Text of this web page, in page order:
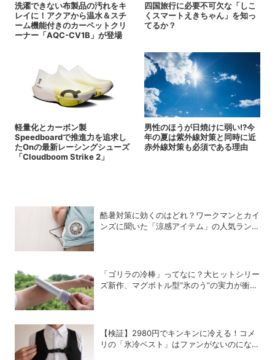
洗濯できない布製品の汚れをキ
レイに！アクアから温水＆スチ
ーム機能付きのカーペットクリ
ーナー「AQC-CV1B」が登場
四国旅行に必要不可欠な「しこ
くスマートえきちゃん」を知っ
てるか？
軽量化とカーボン製
Speedboardで推進力を追求し
たOnの最新レーシングシューズ
「Cloudboom Strike 2」
男性のほうが日焼けに弱い!?今
年の夏は紫外線対策と同時に近
赤外線対策も必須である理由
酷暑対策に効くのはどれ？ワークマンとカイ
ンズに聞いた「涼感アイテム」の人気ランキ
「ゴリラの冷棒」ってなに？大ヒットシリー
ズ新作、マグボトル型“氷のう”の実力が衝撃
【検証】2980円でキンキンに冷える！コメ
リの「氷冷ベスト」はファンがないのになぜ